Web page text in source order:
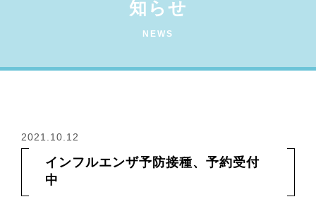
知らせ
NEWS
2021.10.12
インフルエンザ予防接種、予約受付
中